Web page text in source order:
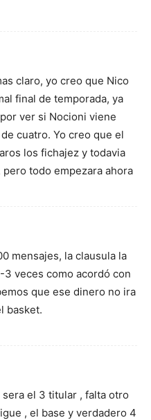
claro, yo creo que Nico
final de temporada, ya
ver si Nocioni viene
cuatro. Yo creo que el
los fichajez y todavia
todo empezara ahora
mensajes, la clausula la
3 veces como acordó con
que ese dinero no ira
basket.
el 3 titular , falta otro
, el base y verdadero 4